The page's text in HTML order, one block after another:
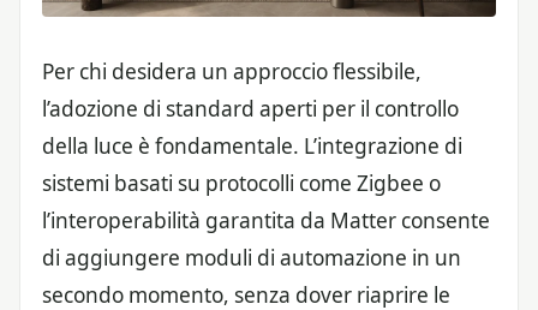
Per chi desidera un approccio flessibile,
l’adozione di standard aperti per il controllo
della luce è fondamentale. L’integrazione di
sistemi basati su protocolli come Zigbee o
l’interoperabilità garantita da Matter consente
di aggiungere moduli di automazione in un
secondo momento, senza dover riaprire le